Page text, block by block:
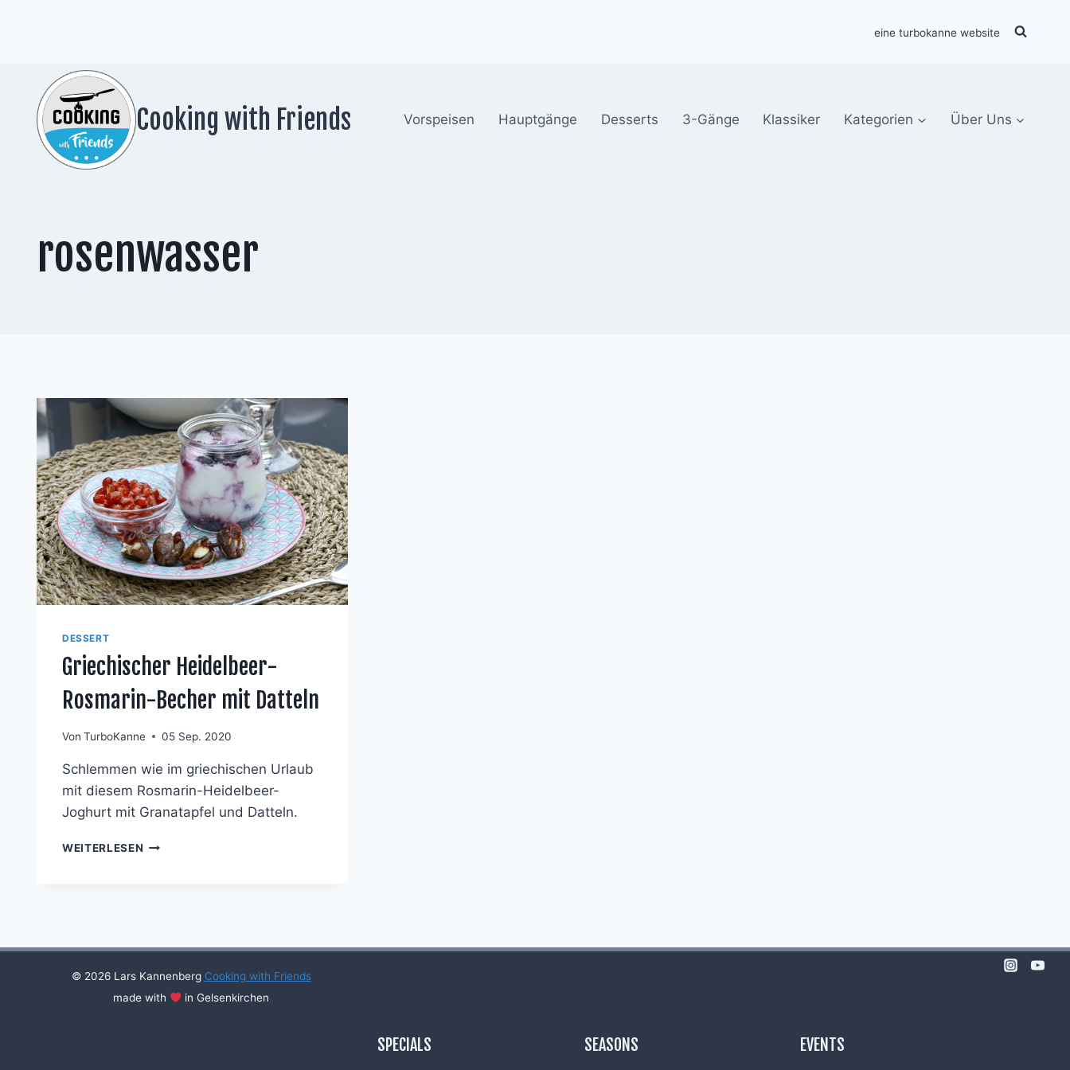
eine turbokanne website
Cooking with Friends Vorspeisen Hauptgänge Desserts 3-Gänge Klassiker Kategorien Über Uns
rosenwasser
DESSERT
Griechischer Heidelbeer-
Rosmarin-Becher mit Datteln
Von TurboKanne 05 Sep. 2020
Schlemmen wie im griechischen Urlaub
mit diesem Rosmarin-Heidelbeer-
Joghurt mit Granatapfel und Datteln.
WEITERLESEN GRIECHISCHER
© 2026 Lars Kannenberg Cooking with Friends
made with
in Gelsenkirchen
SPECIALS SEASONS EVENTS